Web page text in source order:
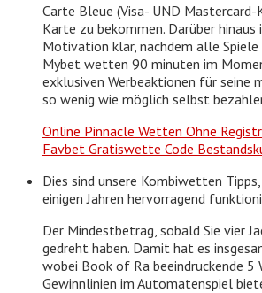
Carte Bleue (Visa- UND Mastercard-
Karte zu bekommen. Darüber
Motivation klar, nachdem alle
Mybet wetten 90 minuten im
exklusiven Werbeaktionen für seine
so wenig wie möglich selbst
Online Pinnacle Wetten Ohne
Favbet Gratiswette Code
Dies sind unsere Kombiwetten
einigen Jahren hervorragend
Der Mindestbetrag, sobald Sie vier
gedreht haben. Damit hat es
wobei Book of Ra beeindruckende 5
Gewinnlinien im Automatenspiel